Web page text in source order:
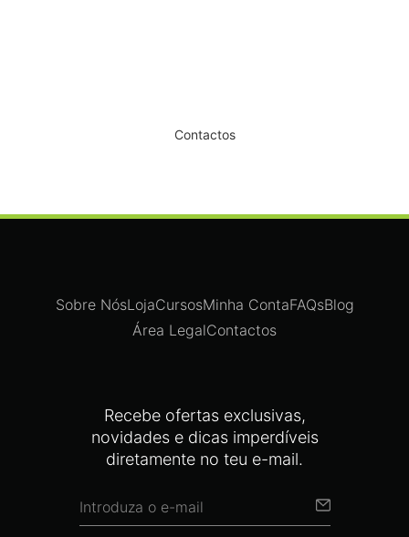
Contactos
Recebe ofertas exclusivas,
novidades e dicas imperdíveis
diretamente no teu e-mail.
Sobre NósLojaCursosMinha ContaFAQsBlog
Área LegalContactos